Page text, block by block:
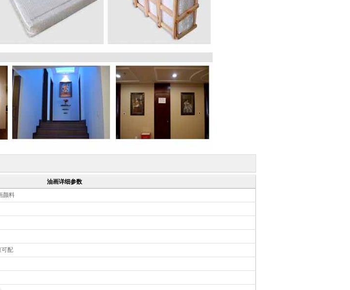
油画详细参数
颜料
可配